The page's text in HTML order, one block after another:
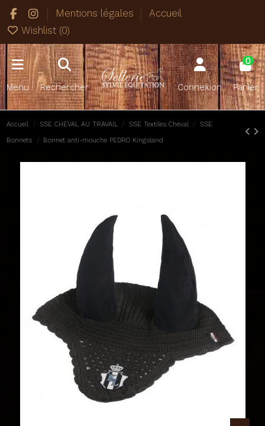
Mentions légales
Accueil
Wishlist (0)
Menu Rechercher Connexion
0
Panier
Accueil SSE CHEVAL AU TRAVAIL SSE Textiles Cheval SSE
Bonnets Bonnet anti-mouche PEDRO Kingsland